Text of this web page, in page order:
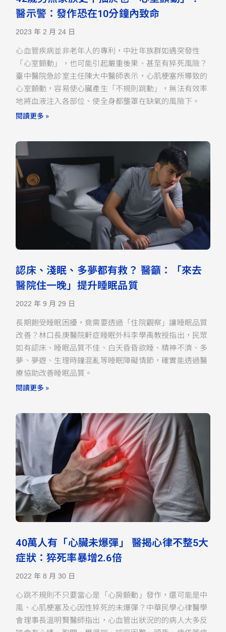
醫示警：發作恐在10分鐘內致命
2023 年 2 月 24 日
心血管疾病並非老年人的專利，中壯年族群如遇突發性
「心室顫動」，也可能引起嚴重後果、甚至有猝死風險？
臺中醫院急診室主任陳大中醫師表示，心肌梗塞所導致的
心室顫動，容易使心臟產生「不規則跳動」，無法有效率
地將血液注入各部位、使全身都壟罩在缺氧的風險下。
閱讀更多 »
認床、淺眠、多夢都有救？ 醫籲：「來去
醫院住一晚」提升睡眠品質
2022 年 9 月 29 日
長期飽受睡眠困擾，竟需要透過「住院觀察」讓睡眠品質
改善？林口長庚醫院鼾症睡眠外科李學禹教授指出，民眾
如有認床、睡眠品質不佳、白天昏昏欲睡、精神不濟、多
夢、夢遊、生理時鐘混亂等睡眠障礙情節，確實能透過醫
療協助改善睡眠品質。
閱讀更多 »
40萬人有「心臟未爆彈」 醫揭心律不整5大
症狀：猝死率暴增2.6倍
2022 年 8 月 30 日
心跳不規則不只要當心是「心房顫動」發作，還可能是中
風、心肌梗塞及心因性猝死的未爆彈？中華民學心律醫學
會理事長溫明賢醫師指出，心血管出狀況的的病人大多反